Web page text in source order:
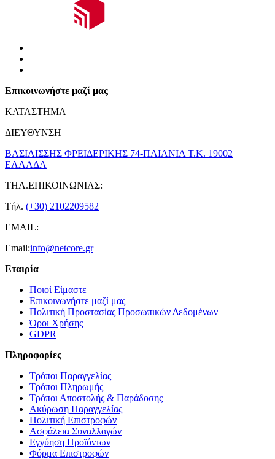
Επικοινωνήστε μαζί μας
ΚΑΤΑΣΤΗΜΑ
ΔΙΕΥΘΥΝΣΗ
ΒΑΣΙΛΙΣΣΗΣ ΦΡΕΙΔΕΡΙΚΗΣ 74-ΠΑΙΑΝΙΑ Τ.Κ. 19002
ΕΛΛΑΔΑ
ΤΗΛ.ΕΠΙΚΟΙΝΩΝΙΑΣ:
Τήλ. (+30) 2102209582
EMAIL:
Email:info@netcore.gr
Εταιρία
Ποιοί Είμαστε
Επικοινωνήστε μαζί μας
Πολιτική Προστασίας Προσωπικών Δεδομένων
Όροι Χρήσης
GDPR
Πληροφορίες
Τρόποι Παραγγελίας
Τρόποι Πληρωμής
Τρόποι Αποστολής & Παράδοσης
Ακύρωση Παραγγελίας
Πολιτική Επιστροφών
Ασφάλεια Συναλλαγών
Εγγύηση Προϊόντων
Φόρμα Επιστροφών